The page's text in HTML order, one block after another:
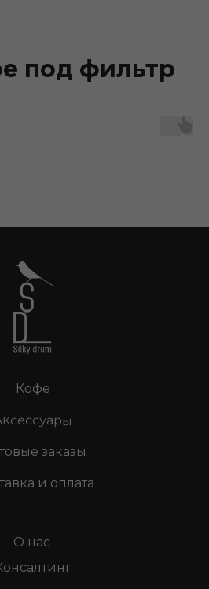
под фильтр
Кофе
заказы
О нас
и оплата